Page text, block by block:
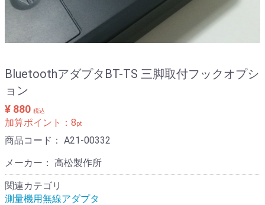
BluetoothアダプタBT-TS 三脚取付フックオプシ
ョン
¥ 880 税込
加算ポイント： 8pt
商品コード： A21-00332
メーカー： 高松製作所
関連カテゴリ
測量機用無線アダプタ